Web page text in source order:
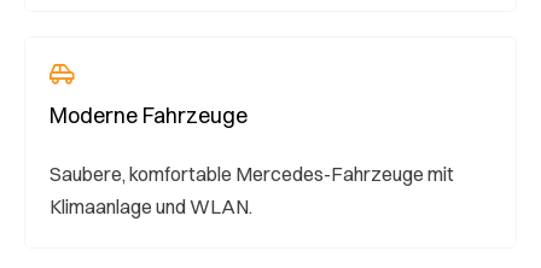
Moderne Fahrzeuge
Saubere, komfortable Mercedes-Fahrzeuge mit
Klimaanlage und WLAN.